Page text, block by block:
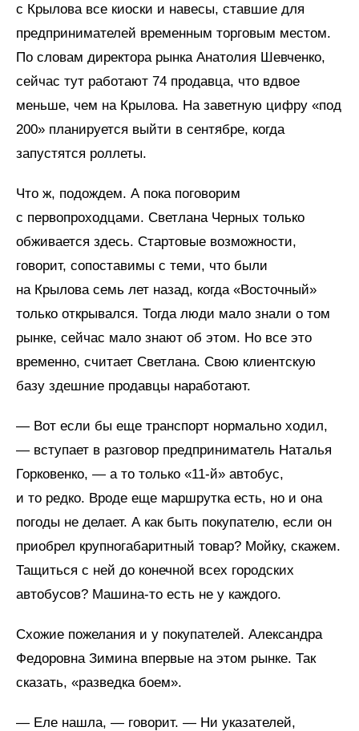
с Крылова все киоски и навесы, ставшие для
предпринимателей временным торговым местом.
По словам директора рынка Анатолия Шевченко,
сейчас тут работают 74 продавца, что вдвое
меньше, чем на Крылова. На заветную цифру «под
200» планируется выйти в сентябре, когда
запустятся роллеты.
Что ж, подождем. А пока поговорим
с первопроходцами. Светлана Черных только
обживается здесь. Стартовые возможности,
говорит, сопоставимы с теми, что были
на Крылова семь лет назад, когда «Восточный»
только открывался. Тогда люди мало знали о том
рынке, сейчас мало знают об этом. Но все это
временно, считает Светлана. Свою клиентскую
базу здешние продавцы наработают.
— Вот если бы еще транспорт нормально ходил,
— вступает в разговор предприниматель Наталья
Горковенко, — а то только «11-й» автобус,
и то редко. Вроде еще маршрутка есть, но и она
погоды не делает. А как быть покупателю, если он
приобрел крупногабаритный товар? Мойку, скажем.
Тащиться с ней до конечной всех городских
автобусов? Машина-то есть не у каждого.
Схожие пожелания и у покупателей. Александра
Федоровна Зимина впервые на этом рынке. Так
сказать, «разведка боем».
— Еле нашла, — говорит. — Ни указателей,